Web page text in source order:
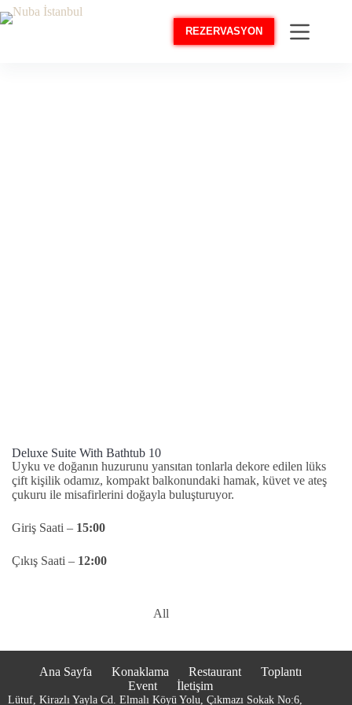
REZERVASYON
Deluxe Suite With Bathtub 10
Uyku ve doğanın huzurunu yansıtan tonlarla dekore edilen lüks
çift kişilik odamız, kompakt balkonundaki hamak, küvet ve ateş
çukuru ile misafirlerini doğayla buluşturuyor.
Giriş Saati – 15:00
Çıkış Saati – 12:00
All
Ana Sayfa Konaklama Restaurant
Toplantı
Event
İletişim
Lütuf, Kirazlı Yayla Cd. Elmalı Köyü Yolu, Çıkmazı Sokak No:6,